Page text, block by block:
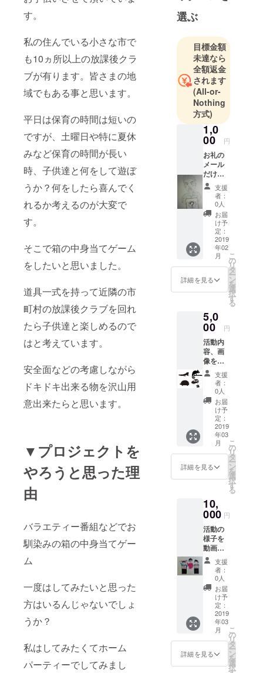
す。
私の住んでいる小さな市で
も10ヵ所以上の放課後クラ
ブが有ります。皆さまの地
域でもある事と思います。
平日は保育の時間は短いの
ですが、土曜日や特に夏休
みなど保育の時間が長い
時、子供達と何をして遊ぼ
うか？何をしたら喜んでく
れるか考えるのが大変で
す。
そこで箱の中身当てゲーム
をしたいと思いました。
道具一式を持って近隣の市
町村の放課後クラブを回れ
たら子供達と楽しめるので
はと考えています。
安全面などの考慮しながら
ドキドキ出来る物を沢山用
意出来たらと思います。
▼プロジェクトを
やろうと思った理
由
バラエティー番組などでお
馴染みの箱の中身当てゲー
ム
一度はしてみたいと思った
方はいるんじゃないでしょ
うか？
私はしてみたくてホーム
パーティーでしてみまし
選ぶ
目標金額
未達なら
全額返金
されます
(All-or-
Nothing
方式)
1,0
00 円
お礼の
メール
だけと
させて
頂きま
す。
支援
者：
0人
お届
け予
定：
2019
年02
月
詳細を見る
こ
の
リ
タ
ー
ン
を
選
択
す
る
5,0
00 円
活動内
容、画
像を
メール
にて送
らさせ
て頂き
ます。
支援
者：
0人
お届
け予
定：
2019
年03
月
詳細を見る
こ
の
リ
タ
ー
ン
を
選
択
す
る
10,
000 円
活動の
様子を
動画に
て送ら
させて
頂きま
す。
(URL )
支援
者：
0人
お届
け予
定：
2019
年03
月
詳細を見る
こ
の
リ
タ
ー
ン
を
選
択